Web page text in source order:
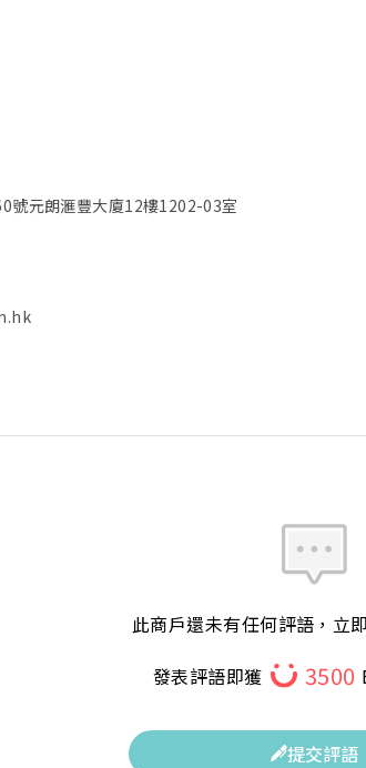
號元朗滙豐大廈12樓1202-03室
此商戶還未有任何評語，立
發表評語即獲
3500
提交評語